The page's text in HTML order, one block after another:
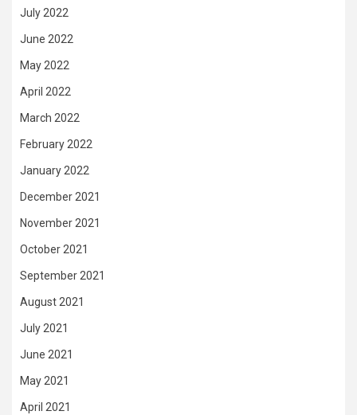
July 2022
June 2022
May 2022
April 2022
March 2022
February 2022
January 2022
December 2021
November 2021
October 2021
September 2021
August 2021
July 2021
June 2021
May 2021
April 2021